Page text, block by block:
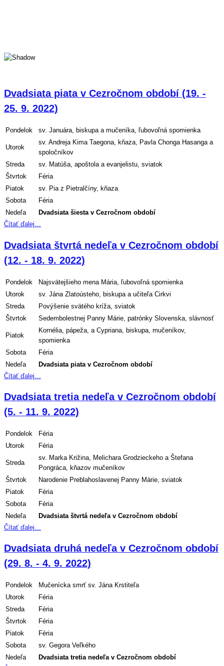
Dvadsiata piata v Cezročnom období (19. -
25. 9. 2022)
Pondelok sv. Januára, biskupa a mučeníka, ľubovoľná spomienka
Utorok
sv. Andreja Kima Taegona, kňaza, Pavla Chonga Hasanga a
spoločníkov
Streda
sv. Matúša, apoštola a evanjelistu, sviatok
Štvrtok
Féria
Piatok
sv. Pia z Pietralčíny, kňaza
Sobota
Féria
Nedeľa
Dvadsiatašiesta v Cezročnom období
Čítať ďalej…
Dvadsiata štvrtá nedeľa v Cezročnom období
(12. - 18. 9. 2022)
Pondelok
Najsvätejšieho mena Mária, ľubovoľná spomienka
Utorok
sv. Jána Zlatoústeho, biskupa a učiteľa Cirkvi
Streda
Povýšenie svätého kríža, sviatok
Štvrtok
Sedembolestnej Panny Márie, patrónky Slovenska, slávnosť
Piatok
Kornélia, pápeža, a Cypriana, biskupa, mučeníkov,
spomienka
Sobota
Féria
Nedeľa
Dvadsiata piata v Cezročnom období
Čítať ďalej…
Dvadsiata tretia nedeľa v Cezročnom období
(5. - 11. 9. 2022)
Pondelok
Féria
Utorok
Féria
Streda
sv. Marka Križina, Melichara Grodzieckeho a Štefana
Pongráca, kňazov mučeníkov
Štvrtok
Narodenie Preblahoslavenej Panny Márie, sviatok
Piatok
Féria
Sobota
Féria
Nedeľa
Dvadsiataštvrtá nedeľa v Cezročnom období
Čítať ďalej…
Dvadsiata druhá nedeľa v Cezročnom období
(29. 8. - 4. 9. 2022)
Pondelok
Mučenícka smrť sv. Jána Krstiteľa
Utorok
Féria
Streda
Féria
Štvrtok
Féria
Piatok
Féria
Sobota
sv. Gegora Veľkého
Nedeľa
Dvadsiatatretia nedeľa v Cezročnom období